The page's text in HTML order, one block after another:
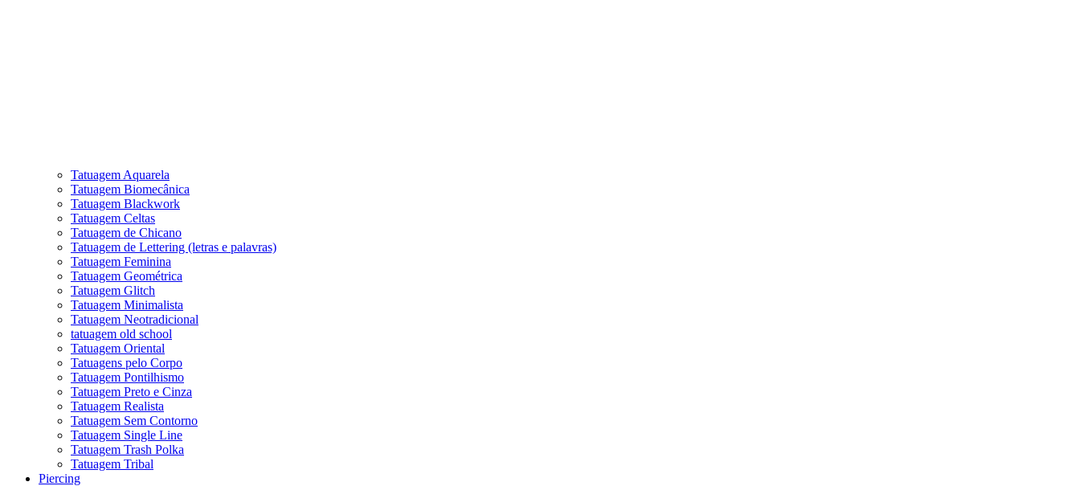
Tatuagem Aquarela
Tatuagem Biomecânica
Tatuagem Blackwork
Tatuagem Celtas
Tatuagem de Chicano
Tatuagem de Lettering (letras e palavras)
Tatuagem Feminina
Tatuagem Geométrica
Tatuagem Glitch
Tatuagem Minimalista
Tatuagem Neotradicional
tatuagem old school
Tatuagem Oriental
Tatuagens pelo Corpo
Tatuagem Pontilhismo
Tatuagem Preto e Cinza
Tatuagem Realista
Tatuagem Sem Contorno
Tatuagem Single Line
Tatuagem Trash Polka
Tatuagem Tribal
Piercing